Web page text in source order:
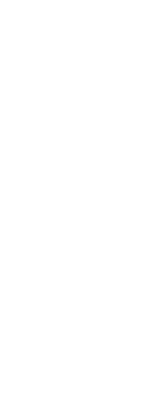
metafysische
hem: in
waarden, in
God. We
einde van dit
even
onmogelijk halt
ook als deze de
spiritualiteit
speculatieve
het dragende
denken dat
zou daarom
begrijpen van
Het woord van